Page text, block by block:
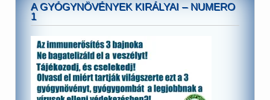
A GYÓGYNÖVÉNYEK KIRÁLYAI – NUMERO
1